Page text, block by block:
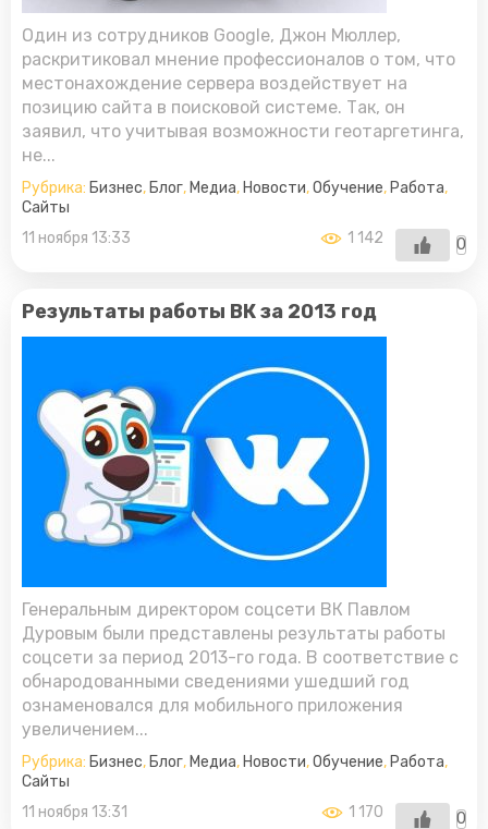
Один из сотрудников Google, Джон Мюллер,
раскритиковал мнение профессионалов о том, что
местонахождение сервера воздействует на
позицию сайта в поисковой системе. Так, он
заявил, что учитывая возможности геотаргетинга,
не...
Рубрика: Бизнес, Блог, Медиа, Новости,Обучение, Работа,
Сайты
11 ноября 13:33
0
1 142
Результаты работы ВК за 2013 год
Генеральным директором соцсети ВК Павлом
Дуровым были представлены результаты работы
соцсети за период 2013-го года. В соответствие с
обнародованными сведениями ушедший год
ознаменовался для мобильного приложения
увеличением...
Рубрика: Бизнес, Блог, Медиа, Новости,Обучение, Работа,
Сайты
11 ноября 13:31
0
1 170